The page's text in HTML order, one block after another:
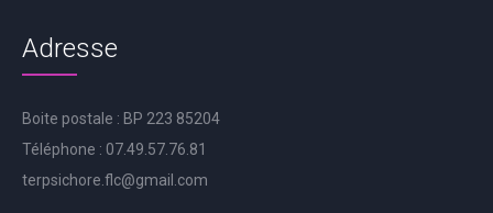
Adresse
Boite postale : BP 223 85204
Téléphone : 07.49.57.76.81
terpsichore.flc@gmail.com